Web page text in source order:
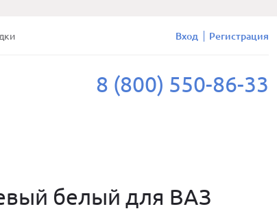
Вход Регистрация
8 (800) 550-86-33
белый для ВАЗ